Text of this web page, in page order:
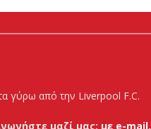
γύρω από την Liverpool F.C.
μαζί μας: με e-mail.